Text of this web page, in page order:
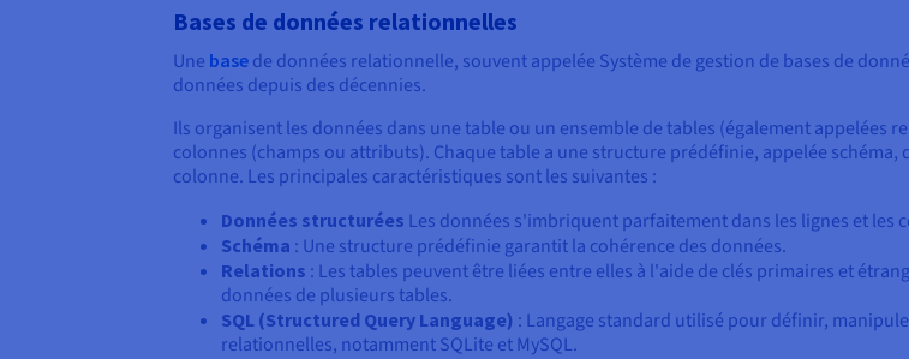
Bases de données relationnelles
Une base de données relationnelle, souvent appelée Système de gestion de bases de
données depuis des décennies.
Ils organisent les données dans une table ou un ensemble de tables (également appelées
colonnes (champs ou attributs). Chaque table a une structure prédéfinie, appelée
colonne. Les principales caractéristiques sont les suivantes :
Données structurées Les données s'imbriquent parfaitement dans les lignes et les
Schéma : Une structure prédéfinie garantit la cohérence des données.
Relations : Les tables peuvent être liées entre elles à l'aide de clés primaires et
données de plusieurs tables.
SQL (Structured Query Language) : Langage standard utilisé pour définir,
relationnelles, notamment SQLite et MySQL.